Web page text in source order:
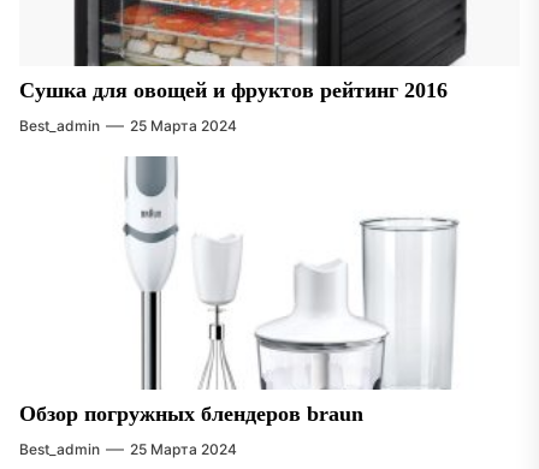
Сушка для овощей и фруктов рейтинг 2016
Best_admin 25 Марта 2024
Обзор погружных блендеров braun
Best_admin 25 Марта 2024